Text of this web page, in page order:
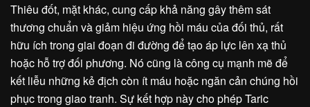
Thiêu đốt, mặt khác, cung cấp khả năng gây thêm sát
thương chuẩn và giảm hiệu ứng hồi máu của đối thủ, rất
hữu ích trong giai đoạn đi đường để tạo áp lực lên xạ thủ
hoặc hỗ trợ đối phương. Nó cũng là công cụ mạnh mẽ để
kết liễu những kẻ địch còn ít máu hoặc ngăn cản chúng hồi
phục trong giao tranh. Sự kết hợp này cho phép Taric